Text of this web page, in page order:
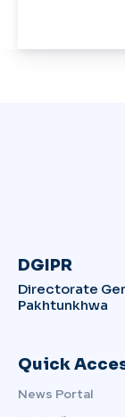
DGIPR
Directorate
Pakhtunkhwa
Quick
News Portal